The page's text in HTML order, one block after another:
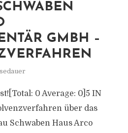
GMBH –
0 Average: 0]5 IN
über das
Schwaben Haus Arco